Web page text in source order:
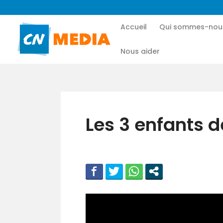
Accueil Qui sommes-
Nous aider
Les 3 enfants